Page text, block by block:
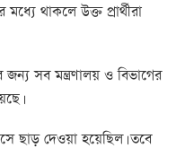
থাকলে উক্ত প্রার্থীরা
জন্য সব মন্ত্রণালয় ও বিভাগের
দেওয়া হয়েছিল। তবে